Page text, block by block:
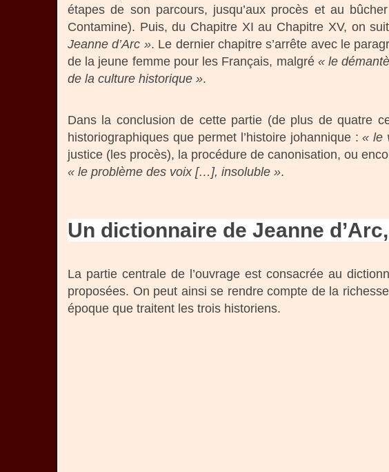
étapes de son parcours, jusqu’aux procès et au
Contamine). Puis, du Chapitre XI au Chapitre XV, on
Jeanne d’Arc ». Le dernier chapitre s’arrête avec le
de la jeune femme pour les Français, malgré « le
de la culture historique ».
Dans la conclusion de cette partie (de plus de quatre
historiographiques que permet l’histoire johannique :« le
justice (les procès), la procédure de canonisation, ou
« le problème des voix […], insoluble ».
Un dictionnaire de Jeanne
La partie centrale de l’ouvrage est consacrée au
proposées. On peut ainsi se rendre compte de la
époque que traitent les trois historiens.